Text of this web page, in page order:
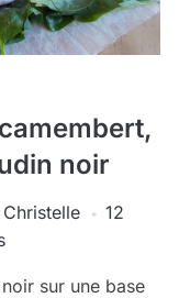
noir
Christelle
12
sur une base